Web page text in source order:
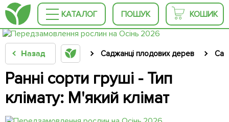
КАТАЛОГ ПОШУК КОШИК
Назад Саджанці плодових дерев
Ранні сорти груші - Тип
клімату: М'який клімат